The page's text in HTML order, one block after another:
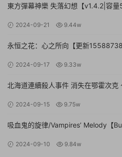
東方彈幕神樂 失落幻想【v1.4.2|容量
2024-09-21 9.44w
永恒之花：心之所向【更新
2024-09-17 9.33w
北海道連續殺人事件 消失在鄂霍次克
Serial Murder Case The Okhotsk
Ice, Tearful Figurine~
2024-09-15 9.75w
吸血鬼的旋律/Vampires’ Melody【
2024-09-10 9.84w